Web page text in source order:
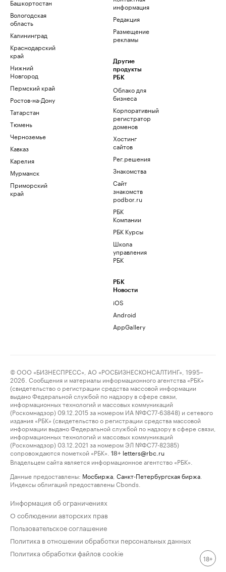
Башкортостан
Вологодская
область
Калининград
Краснодарский
край
Нижний
Новгород
Пермский край
Ростов-на-Дону
Татарстан
Тюмень
Черноземье
Кавказ
Карелия
Мурманск
Приморский
край
информация
Редакция
Размещение
рекламы
Другие
продукты
РБК
Облако для
бизнеса
Корпоративный
регистратор
доменов
Хостинг
сайтов
Рег.решения
Знакомства
Сайт
знакомств
podbor.ru
РБК
Компании
РБК Курсы
Школа
управления
РБК
РБК
Новости
iOS
Android
AppGallery
© ООО «БИЗНЕСПРЕСС», АО «РОСБИЗНЕСКОНСАЛТИНГ», 1995–
2026. Сообщения и материалы информационного агентства «РБК»
(свидетельство о регистрации средства массовой информации
выдано Федеральной службой по надзору в сфере связи,
информационных технологий и массовых коммуникаций
(Роскомнадзор) 09.12.2015 за номером ИА №ФС77-63848) и сетевого
издания «РБК» (свидетельство о регистрации средства массовой
информации выдано Федеральной службой по надзору в сфере связи,
информационных технологий и массовых коммуникаций
(Роскомнадзор) 03.12.2021 за номером ЭЛ №ФС77-82385)
сопровождаются пометкой «РБК».
18+ letters@rbc.ru
Владельцем сайта является информационное агентство «РБК».
Данные предоставлены: Мосбиржа Санкт-Петербургская биржа
Индексы облигаций предоставлены Cbonds.
Информация об ограничениях
О соблюдении авторских прав
Пользовательское соглашение
Политика в отношении обработки персональных данных
Политика обработки файлов cookie
18+